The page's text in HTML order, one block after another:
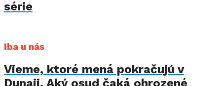
série
Iba u nás
Vieme, ktoré mená pokračujú v
Dunaji. Aký osud čaká ohrozené